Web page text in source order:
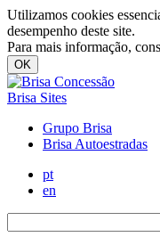
Utilizamos cookies
desempenho deste site.
Para mais informação,
OK
Brisa Sites
Grupo Brisa
Brisa Autoestradas
pt
en